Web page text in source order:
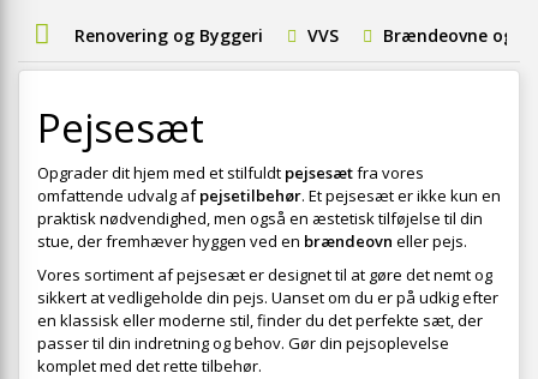
Renovering og Byggeri VVS Brændeovne og
Pejsesæt
Opgrader dit hjem med et stilfuldt pejsesætfra vores
omfattende udvalg afpejsetilbehør. Et pejsesæt er ikke kun en
praktisk nødvendighed, men også en æstetisk tilføjelse til din
stue, der fremhæver hyggen ved en brændeovn eller pejs.
Vores sortiment af pejsesæt er designet til at gøre det nemt og
sikkert at vedligeholde din pejs. Uanset om du er på udkig efter
en klassisk eller moderne stil, finder du det perfekte sæt, der
passer til din indretning og behov. Gør din pejsoplevelse
komplet med det rette tilbehør.